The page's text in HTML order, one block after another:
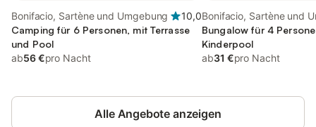
Bonifacio, Sartène und Umgebung
10,0
Camping für 6 Personen, mit Terrasse
und Pool
ab56 €pro Nacht
Bonifacio, Sartène und
Bungalow für 4
Kinderpool
ab31 €pro Nacht
Alle Angebote anzeigen